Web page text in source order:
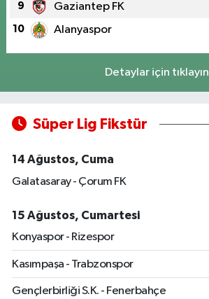
9 Gaziantep FK
10 Alanyaspor
Detaylar için tıklayın
Süper Lig Fikstür
14 Ağustos, Cuma
Galatasaray - Çorum FK
15 Ağustos, Cumartesi
Konyaspor - Rizespor
Kasımpaşa - Trabzonspor
Gençlerbirliği S.K. - Fenerbahçe